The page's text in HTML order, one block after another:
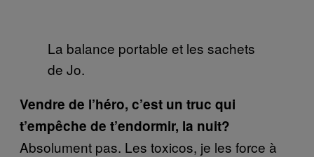
La balance portable et les sachets
de Jo.
Vendre de l’héro, c’est un truc qui
t’empêche de t’endormir, la nuit?
Absolument pas. Les toxicos, je les force à